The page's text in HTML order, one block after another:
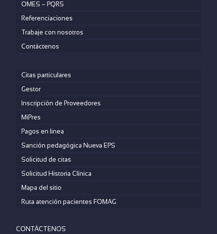
OMES – PQRS
Referenciaciones
Trabaje con nosotros
Contáctenos
Citas particulares
Gestor
Inscripción de Proveedores
MiPres
Pagos en linea
Sanción pedagógica Nueva EPS
Solicitud de citas
Solicitud Historia Clínica
Mapa del sitio
Ruta atención pacientes FOMAG
CONTÁCTENOS